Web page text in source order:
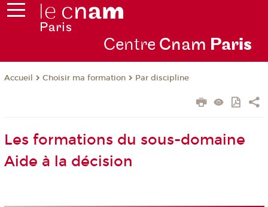
Centre Cnam Paris
Accueil Choisir ma formation Par discipline
Les formations du sous-domaine
Aide à la décision